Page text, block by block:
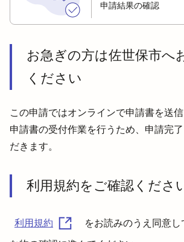
申請結果の確認
お急ぎの方は佐世保市へ
ください
この申請ではオンラインで申請書を送
申請書の受付作業を行うため、申請完
だきます。
利用規約をご確認くださ
利用規約 をお読みのうえ同意